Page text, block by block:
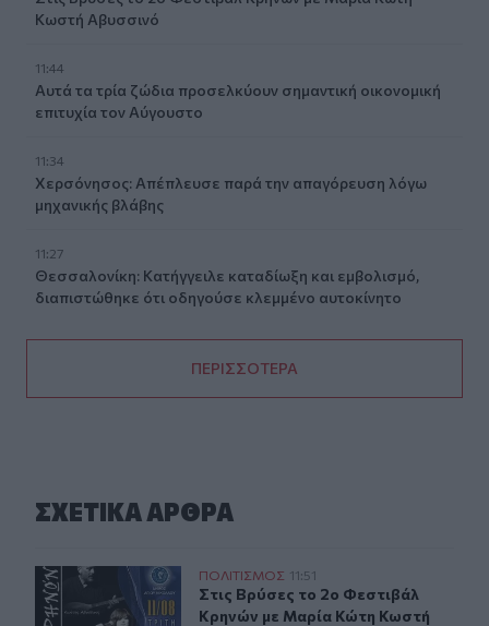
Κωστή Αβυσσινό
11:44
Αυτά τα τρία ζώδια προσελκύουν σημαντική οικονομική
επιτυχία τον Αύγουστο
11:34
Χερσόνησος: Απέπλευσε παρά την απαγόρευση λόγω
μηχανικής βλάβης
11:27
Θεσσαλονίκη: Κατήγγειλε καταδίωξη και εμβολισμό,
διαπιστώθηκε ότι οδηγούσε κλεμμένο αυτοκίνητο
ΠΕΡΙΣΣΟΤΕΡΑ
ΣΧΕΤΙΚA AΡΘΡΑ
Στις Βρύσες το 2ο Φεστιβάλ Κρηνών με Μαρία Κώτη
ΠΟΛΙΤΙΣΜΟΣ 11:51
Στις Βρύσες το 2ο Φεστιβάλ
Στις Βρύσες το 2ο Φεστιβάλ
Κρηνών με Μαρία Κώτη Κωστή